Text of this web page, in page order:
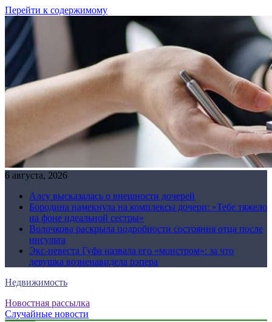
Перейти к содержимому
6 августа, 2026
Алсу высказалась о внешности дочерей
Бородина намекнула на комплексы дочери: «Тебе тяжело
на фоне идеальной сестры»
Волочкова раскрыла подробности состояния отца после
инсульта
Экс-невеста Гуфа назвала его «монстром»: за что
девушка возненавидела рэпера
Недвижимость
Новостная рассылка
Случайные новости